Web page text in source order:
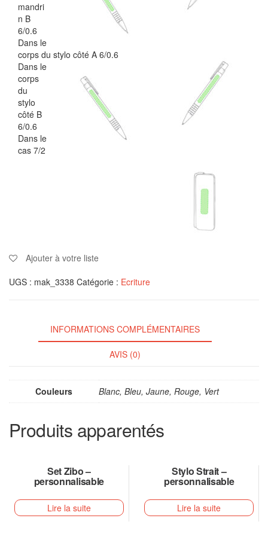
mandri
n B
6/0.6
Dans le
corps du stylo côté A 6/0.6
Dans le
corps
du
stylo
côté B
6/0.6
Dans le
cas 7/2
Ajouter à votre liste
UGS : mak_3338 Catégorie : Ecriture
INFORMATIONS COMPLÉMENTAIRES
AVIS (0)
Couleurs Blanc, Bleu, Jaune, Rouge, Vert
Produits apparentés
Set Zibo –
personnalisable
Lire la suite
Stylo Strait –
personnalisable
Lire la suite